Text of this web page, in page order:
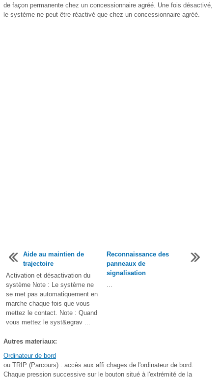
de façon permanente chez un concessionnaire agréé. Une fois désactivé,
le système ne peut être réactivé que chez un concessionnaire agréé.
Aide au maintien de
trajectoire
Activation et désactivation du
système Note : Le système ne
se met pas automatiquement en
marche chaque fois que vous
mettez le contact. Note : Quand
vous mettez le syst&egrav ...
Reconnaissance des
panneaux de
signalisation
Autres materiaux:
Ordinateur de bord
ou TRIP (Parcours) : accès aux affi chages de l'ordinateur de bord.
Chaque pression successive sur le bouton situé à l'extrémité de la